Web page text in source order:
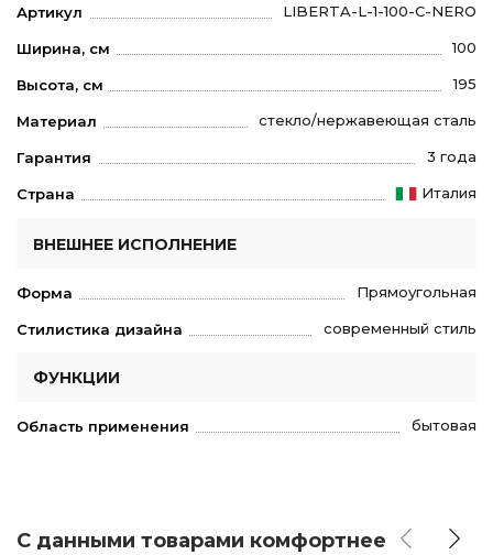
Артикул LIBERTA-L-1-100-C-NERO
Ширина, см 100
Высота, см 195
Материал стекло/нержавеющая сталь
Гарантия 3 года
Страна Италия
ВНЕШНЕЕ ИСПОЛНЕНИЕ
Форма Прямоугольная
Стилистика дизайна современный стиль
ФУНКЦИИ
Область применения бытовая
С данными товарами комфортнее